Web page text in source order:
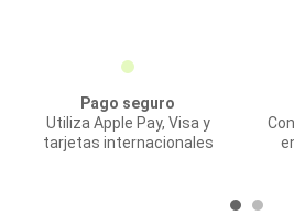
Pago seguro
Utiliza Apple Pay, Visa y
tarjetas internacionales